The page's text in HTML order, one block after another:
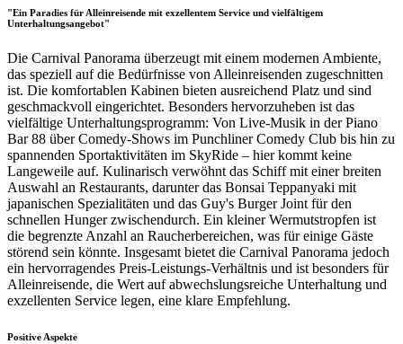
"Ein Paradies für Alleinreisende mit exzellentem Service und vielfältigem
Unterhaltungsangebot"
Die Carnival Panorama überzeugt mit einem modernen Ambiente,
das speziell auf die Bedürfnisse von Alleinreisenden zugeschnitten
ist. Die komfortablen Kabinen bieten ausreichend Platz und sind
geschmackvoll eingerichtet. Besonders hervorzuheben ist das
vielfältige Unterhaltungsprogramm: Von Live-Musik in der Piano
Bar 88 über Comedy-Shows im Punchliner Comedy Club bis hin zu
spannenden Sportaktivitäten im SkyRide – hier kommt keine
Langeweile auf. Kulinarisch verwöhnt das Schiff mit einer breiten
Auswahl an Restaurants, darunter das Bonsai Teppanyaki mit
japanischen Spezialitäten und das Guy's Burger Joint für den
schnellen Hunger zwischendurch. Ein kleiner Wermutstropfen ist
die begrenzte Anzahl an Raucherbereichen, was für einige Gäste
störend sein könnte. Insgesamt bietet die Carnival Panorama jedoch
ein hervorragendes Preis-Leistungs-Verhältnis und ist besonders für
Alleinreisende, die Wert auf abwechslungsreiche Unterhaltung und
exzellenten Service legen, eine klare Empfehlung.
Positive Aspekte